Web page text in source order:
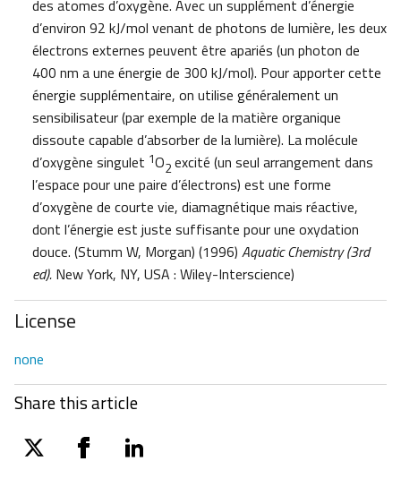
des atomes d’oxygène. Avec un supplément d’énergie
d’environ 92 kJ/mol venant de photons de lumière, les deux
électrons externes peuvent être apariés (un photon de
400 nm a une énergie de 300 kJ/mol). Pour apporter cette
énergie supplémentaire, on utilise généralement un
sensibilisateur (par exemple de la matière organique
dissoute capable d’absorber de la lumière). La molécule
d’oxygène singulet 1O2 excité (un seul arrangement dans
l’espace pour une paire d’électrons) est une forme
d’oxygène de courte vie, diamagnétique mais réactive,
dont l’énergie est juste suffisante pour une oxydation
douce. (Stumm W, Morgan) (1996) Aquatic Chemistry (3rd
ed). New York, NY, USA : Wiley-Interscience)
License
none
Share this article
twitter facebooklinkedin